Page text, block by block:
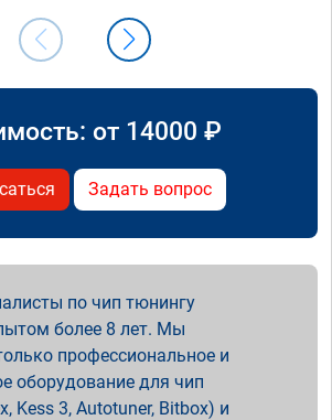
от 14000 ₽
Задать вопрос
по чип тюнингу
более 8 лет. Мы
профессиональное и
оборудование для чип
Kess 3, Autotuner, Bitbox) и